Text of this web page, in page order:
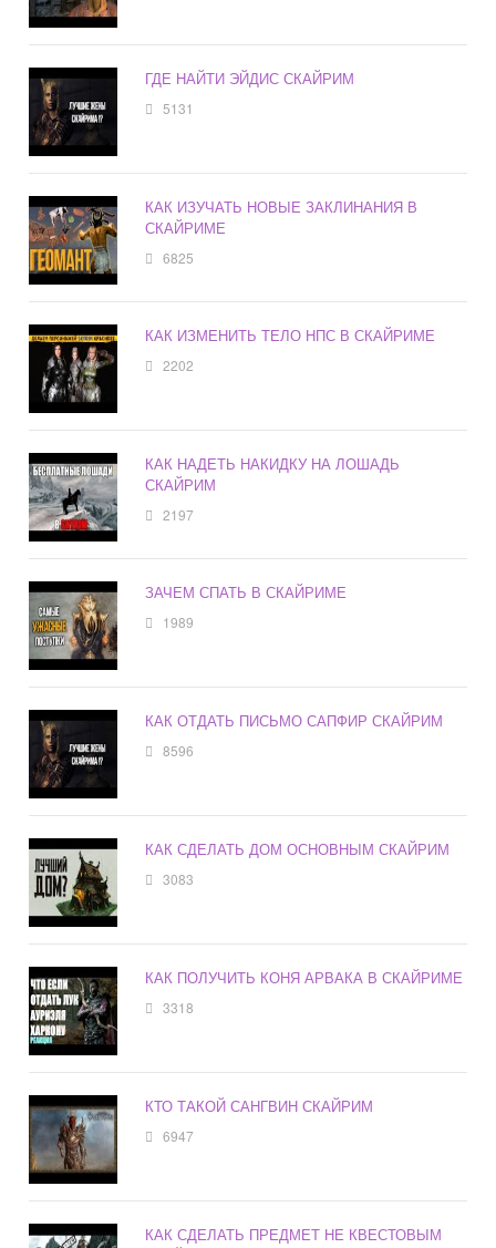
ГДЕ НАЙТИ ЭЙДИС СКАЙРИМ
5131
КАК ИЗУЧАТЬ НОВЫЕ ЗАКЛИНАНИЯ В
СКАЙРИМЕ
6825
КАК ИЗМЕНИТЬ ТЕЛО НПС В СКАЙРИМЕ
2202
КАК НАДЕТЬ НАКИДКУ НА ЛОШАДЬ
СКАЙРИМ
2197
ЗАЧЕМ СПАТЬ В СКАЙРИМЕ
1989
КАК ОТДАТЬ ПИСЬМО САПФИР СКАЙРИМ
8596
КАК СДЕЛАТЬ ДОМ ОСНОВНЫМ СКАЙРИМ
3083
КАК ПОЛУЧИТЬ КОНЯ АРВАКА В СКАЙРИМЕ
3318
КТО ТАКОЙ САНГВИН СКАЙРИМ
6947
КАК СДЕЛАТЬ ПРЕДМЕТ НЕ КВЕСТОВЫМ